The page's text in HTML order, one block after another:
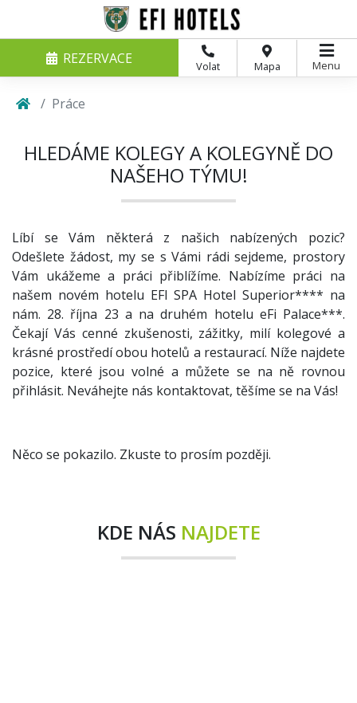
Volat Mapa
REZERVACE Menu
Práce
HLEDÁME KOLEGY A KOLEGYNĚ DO
NAŠEHO TÝMU!
Líbí se Vám některá z našich nabízených pozic?
Odešlete žádost, my se s Vámi rádi sejdeme, prostory
Vám ukážeme a práci přiblížíme. Nabízíme práci na
našem novém hotelu EFI SPA Hotel Superior**** na
nám. 28. října 23 a na druhém hotelu eFi Palace***.
Čekají Vás cenné zkušenosti, zážitky, milí kolegové a
krásné prostředí obou hotelů a restaurací. Níže najdete
pozice, které jsou volné a můžete se na ně rovnou
přihlásit. Neváhejte nás kontaktovat, těšíme se na Vás!
Něco se pokazilo. Zkuste to prosím později.
KDE NÁS NAJDETE